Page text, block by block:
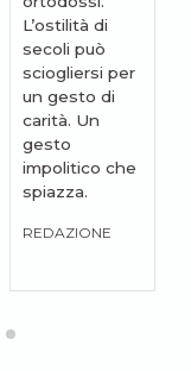
L’ostilità di
secoli può
sciogliersi per
un gesto di
carità. Un
gesto
impolitico che
spiazza.
REDAZIONE